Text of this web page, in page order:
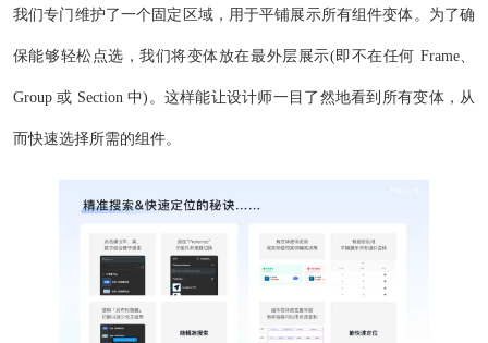
我们专门维护了一个固定区域，用于平铺展示所有组件变体。为了确
保能够轻松点选，我们将变体放在最外层展示(即不在任何 Frame、
Group 或 Section 中)。这样能让设计师一目了然地看到所有变体，从
而快速选择所需的组件。